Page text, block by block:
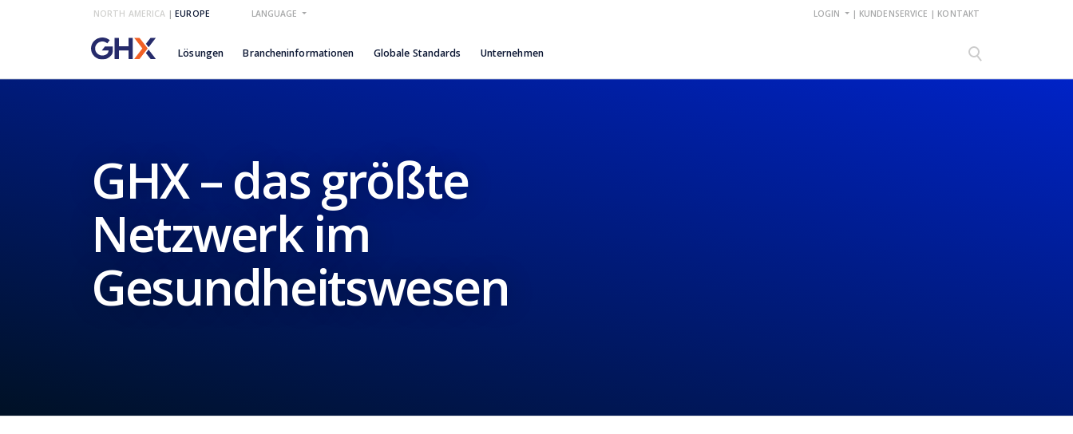
NORTH AMERICA | EUROPE LANGUAGE LOGIN | KUNDENSERVICE | KONTAKT
Lösungen Brancheninformationen Globale Standards Unternehmen
GHX – das größte
Netzwerk im
Gesundheitswesen